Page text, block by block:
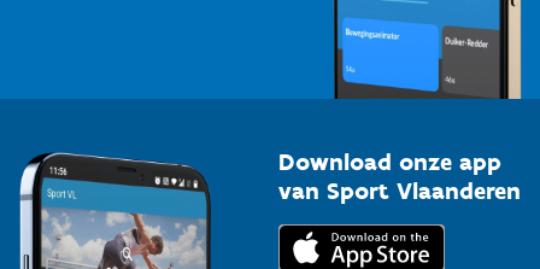
Download onze app
van Sport Vlaanderen